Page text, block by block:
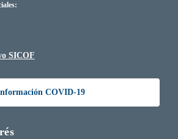
SICOF
COVID-19